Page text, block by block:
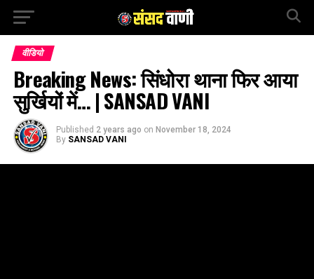
वीडियो
Breaking News: सिंधोरा थाना फिर आया
सुर्खियों में… | SANSAD VANI
Published 2 years ago on November 18, 2024
By SANSAD VANI